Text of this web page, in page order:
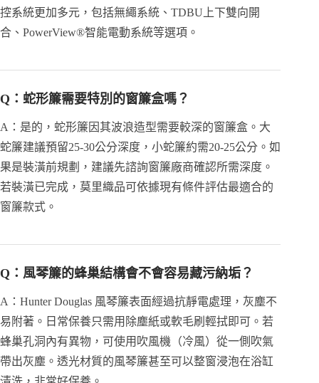
控系統更加多元，包括無繩系統、TDBU上下雙向開
合、PowerView®智能電動系統等選項。
Q：蛇形簾需要特別的窗簾盒嗎？
A：是的，蛇形簾因其波浪造型需要較深的窗簾盒。大
蛇簾建議預留25-30公分深度，小蛇簾約需20-25公分。如
果是裝潢前規劃，建議先諮詢窗簾廠商確認所需深度。
若裝潢已完成，莫里織品可依據現有條件評估最適合的
窗簾款式。
Q：風琴簾的蜂巢結構會不會容易藏污納垢？
A：Hunter Douglas 風琴簾表面經過抗靜電處理，灰塵不
易附著。日常保養只需用除塵紙或軟毛刷輕拭即可。若
蜂巢孔洞內有異物，可使用吹風機（冷風）從一側吹氣
帶出灰塵。透光材質的風琴簾甚至可以整窗浸泡在浴缸